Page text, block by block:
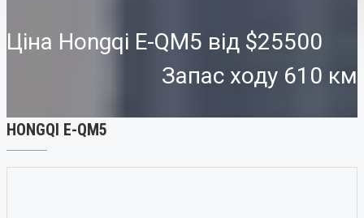
Ціна Hongqi E-QM5 від $25500
Запас ходу 610 км
HONGQI E-QM5